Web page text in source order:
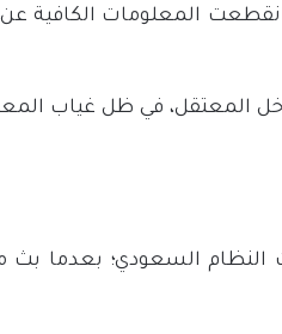
المعلومات الكافية
المعتقل، في ظل غياب
النظام السعودي؛ بعدما